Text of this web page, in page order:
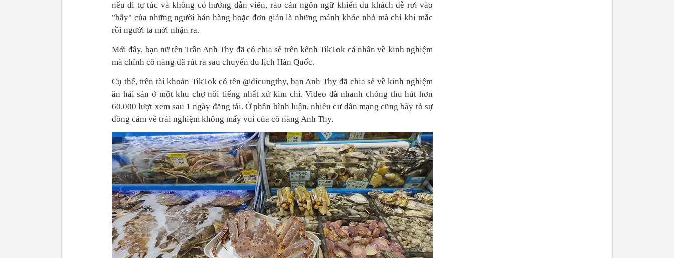
nếu đi tự túc và không có hướng dẫn viên, rào cản ngôn ngữ khiến du khách dễ rơi vào
"bẫy" của những người bán hàng hoặc đơn giản là những mánh khóe nhỏ mà chỉ khi mắc
rồi người ta mới nhận ra.
Mới đây, bạn nữ tên Trần Anh Thy đã có chia sẻ trên kênh TikTok cá nhân về kinh nghiệm
mà chính cô nàng đã rút ra sau chuyến du lịch Hàn Quốc.
Cụ thể, trên tài khoản TikTok có tên @dicungthy, bạn Anh Thy đã chia sẻ về kinh nghiệm
ăn hải sản ở một khu chợ nổi tiếng nhất xứ kim chi. Video đã nhanh chóng thu hút hơn
60.000 lượt xem sau 1 ngày đăng tải. Ở phần bình luận, nhiều cư dân mạng cũng bày tỏ sự
đồng cảm về trải nghiệm không mấy vui của cô nàng Anh Thy.